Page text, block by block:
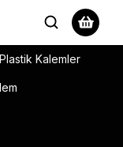
Plastik Kalemler